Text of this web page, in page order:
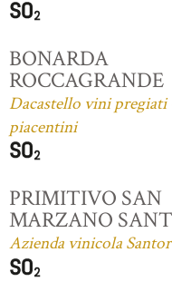
BONARDA
ROCCAGRANDE
Dacastello vini
piacentini
PRIMITIVO SAN
MARZANO
Azienda vinicola